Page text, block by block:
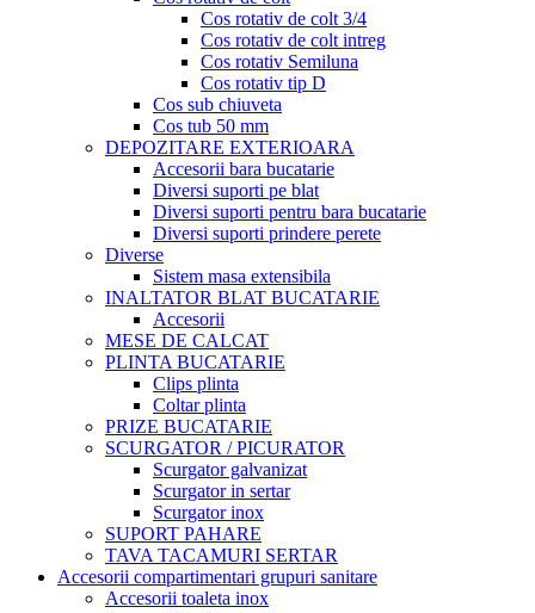
Cos rotativ de colt 3/4
Cos rotativ de colt intreg
Cos rotativ Semiluna
Cos rotativ tip D
Cos sub chiuveta
Cos tub 50 mm
DEPOZITARE EXTERIOARA
Accesorii bara bucatarie
Diversi suporti pe blat
Diversi suporti pentru bara bucatarie
Diversi suporti prindere perete
Diverse
Sistem masa extensibila
INALTATOR BLAT BUCATARIE
Accesorii
MESE DE CALCAT
PLINTA BUCATARIE
Clips plinta
Coltar plinta
PRIZE BUCATARIE
SCURGATOR / PICURATOR
Scurgator galvanizat
Scurgator in sertar
Scurgator inox
SUPORT PAHARE
TAVA TACAMURI SERTAR
Accesorii compartimentari grupuri sanitare
Accesorii toaleta inox